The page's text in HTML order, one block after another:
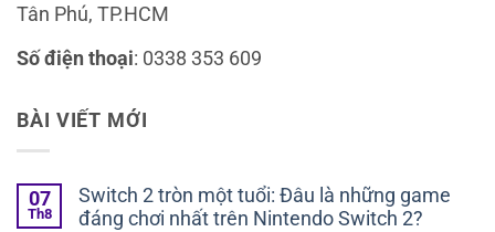
Tân Phú, TP.HCM
Số điện thoại: 0338 353 609
BÀI VIẾT MỚI
07
Th8
Switch 2 tròn một tuổi: Đâu là những game
đáng chơi nhất trên Nintendo Switch 2?